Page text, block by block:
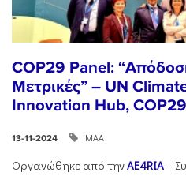
COP29 Panel:
Μετρικές” – UN
Innovation Hub,
13-11-2024 ΜΑΑ
Οργανώθηκε από τηνAE4RIA–